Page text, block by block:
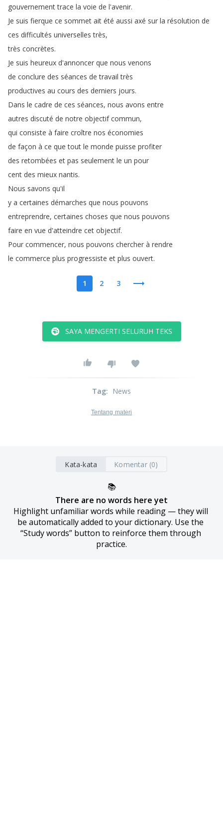
gouvernement trace la voie de l'avenir.
Je suis fierque ce sommet ait été aussi axé sur la résolution de
ces difficultés universelles très,
très concrètes.
Je suis heureux d'annoncer que nous venons
de conclure des séances de travail très
productives au cours des derniers jours.
Dans le cadre de ces séances, nous avons entre
autres discuté de notre objectif commun,
qui consiste à faire croître nos économies
de façon à ce que tout le monde puisse profiter
des retombées et pas seulement le un pour
cent des mieux nantis.
Nous savons qu'il
y a certaines démarches que nous pouvons
entreprendre, certaines choses que nous pouvons
faire en vue d'atteindre cet objectif.
Pour commencer, nous pouvons chercher à rendre
le commerce plus progressiste et plus ouvert.
1 2 3
SAYA MENGERTI SELURUH TEKS
Tag: News
Tentang materi
Kata-kata Komentar (0)
📚
There are no words here yet
Highlight unfamiliar words while reading — they will
be automatically added to your dictionary. Use the
“Study words” button to reinforce them through
practice.